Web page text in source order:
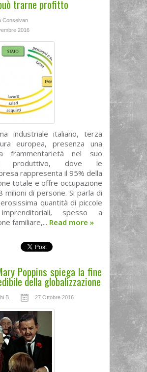
trarne profitto
Conselvan
2016
industriale italiano, terza
europea, presenza una
frammentarietà nel suo
produttivo, dove le
rappresenta il 95% della
totale e offre occupazione
milioni di persone. Si parla di
quantità di piccole
spesso a
familiare,... Read more »
Poppins spiega la fine
della globalizzazione
B. 27 Ottobre 2016